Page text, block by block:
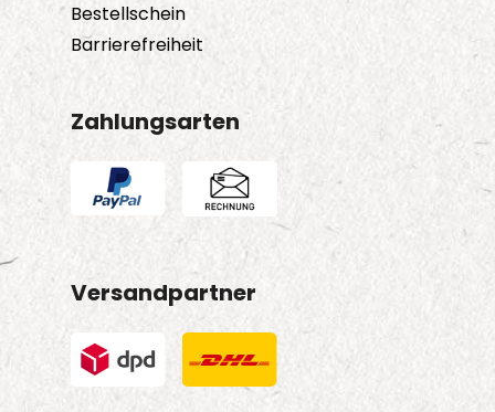
Bestellschein
Barrierefreiheit
Zahlungsarten
Versandpartner